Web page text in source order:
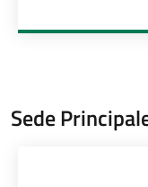
Sede